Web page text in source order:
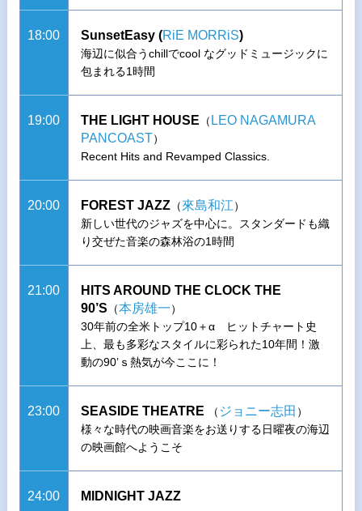
18:00 SunsetEasy (RiE MORRiS)
海辺に似合うchillでcool なグッドミュージックに
包まれる1時間
19:00 THE LIGHT HOUSE （ LEO NAGAMURA
PANCOAST）
Recent Hits and Revamped Classics.
20:00 FOREST JAZZ（來島和江）
新しい世代のジャズを中心に。スタンダードも織
り交ぜた音楽の森林浴の1時間
21:00
HITS AROUND THE CLOCK THE
90’S （本房雄一）
30年前の全米トップ10＋α ヒットチャート史
上、最も多彩なスタイルに彩られた10年間！激
動の90’ｓ熱気が今ここに！
23:00 SEASIDE THEATRE （ ジョニー志田 ）
様々な時代の映画音楽をお送りする日曜夜の海辺
の映画館へようこそ
24:00 MIDNIGHT JAZZ